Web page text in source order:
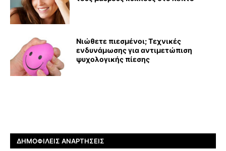
Νιώθετε πιεσμένοι; Τεχνικές
ενδυνάμωσης για αντιμετώπιση
ψυχολογικής πίεσης
ΔΗΜΟΦΙΛΕΊΣ ΑΝΑΡΤΉΣΕΙΣ